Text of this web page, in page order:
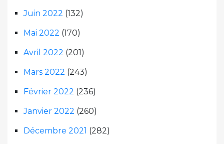
Juin 2022 (132)
Mai 2022 (170)
Avril 2022 (201)
Mars 2022 (243)
Février 2022 (236)
Janvier 2022 (260)
Décembre 2021 (282)